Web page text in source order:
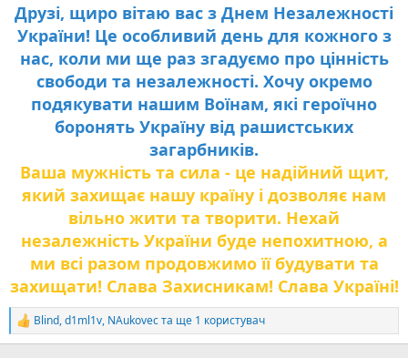
Друзі, щиро вітаю вас з Днем Незалежності
України! Це особливий день для кожного з
нас, коли ми ще раз згадуємо про цінність
свободи та незалежності. Хочу окремо
подякувати нашим Воїнам, які героїчно
боронять Україну від рашистських
загарбників.
Ваша мужність та сила - це надійний щит,
який захищає нашу країну і дозволяє нам
вільно жити та творити. Нехай
незалежність України буде непохитною, а
ми всі разом продовжимо її будувати та
захищати! Слава Захисникам! Слава Україні!
Р
е
Blind,d1ml1v, NAukovecта ще 1 користувач